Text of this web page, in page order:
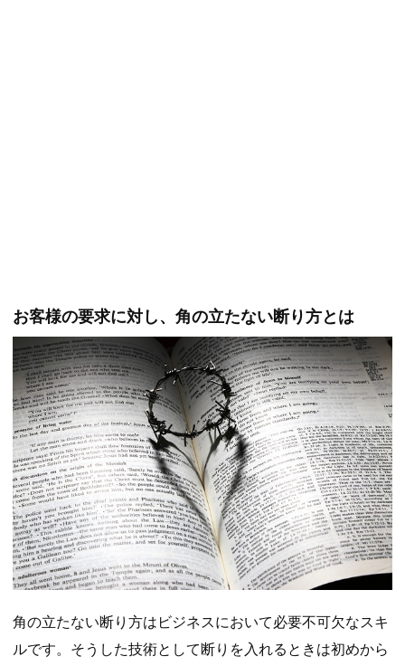
お客様の要求に対し、角の立たない断り方とは
角の立たない断り方はビジネスにおいて必要不可欠なスキ
ルです。そうした技術として断りを入れるときは初めから